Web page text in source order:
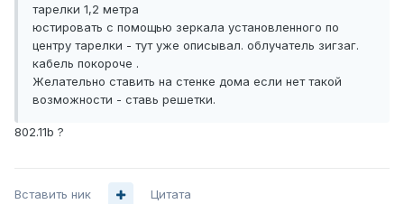
тарелки 1,2 метра
юстировать с помощью зеркала установленного по
центру тарелки - тут уже описывал. облучатель зигзаг.
кабель покороче .
Желательно ставить на стенке дома если нет такой
возможности - ставь решетки.
802.11b ?
Вставить ник Цитата